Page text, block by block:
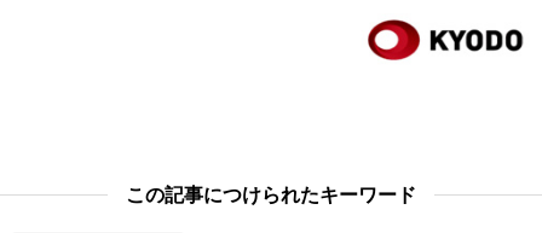
この記事につけられたキーワード